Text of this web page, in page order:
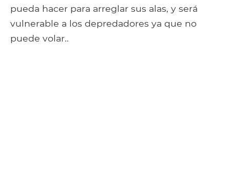
pueda hacer para arreglar sus alas, y será
vulnerable a los depredadores ya que no
puede volar..